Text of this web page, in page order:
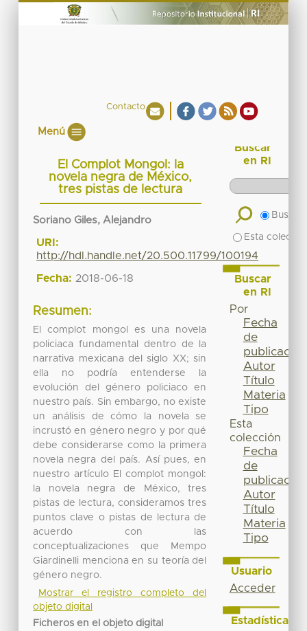
Contacto
Menú
El Complot Mongol: la
novela negra de México,
tres pistas de lectura
Soriano Giles, Alejandro
URI:
http://hdl.handle.net/20.500.11799/100194
Fecha: 2018-06-18
Resumen:
El complot mongol es una novela
policiaca fundamental dentro de la
narrativa mexicana del siglo XX; sin
ella no podría entenderse la
evolución del género policiaco en
nuestro país. Sin embargo, no existe
un análisis de cómo la novela se
incrustó en género negro y por qué
debe considerarse como la primera
novela negra del país. Así pues, en
nuestro artículo El complot mongol:
la novela negra de México, tres
pistas de lectura, consideramos tres
puntos clave o pistas de lectura de
acuerdo con las
conceptualizaciones que Mempo
Giardinelli menciona en su teoría del
género negro.
Mostrar el registro completo del
objeto digital
Ficheros en el objeto digital
Buscar
en RI
Buscar
Esta
Buscar
en RI
Por
Fecha
de
publicación
Autor
Título
Materia
Tipo
Esta
colección
Fecha
de
publicación
Autor
Título
Materia
Tipo
Usuario
Acceder
Estadísticas